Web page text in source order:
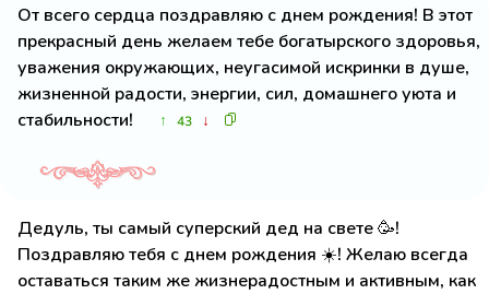
От всего сердца поздравляю с днем рождения! В этот
прекрасный день желаем тебе богатырского здоровья,
уважения окружающих, неугасимой искринки в душе,
жизненной радости, энергии, сил, домашнего уюта и
стабильности!
↑ 43 ↓
Дедуль, ты самый суперский дед на свете 🥳!
Поздравляю тебя с днем рождения ☀️! Желаю всегда
оставаться таким же жизнерадостным и активным, как